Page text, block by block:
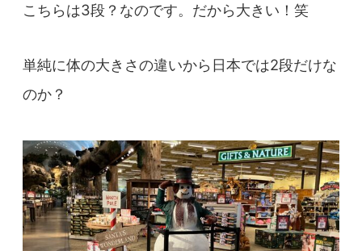
こちらは3段？なのです。だから大きい！笑
単純に体の大きさの違いから日本では2段だけな
のか？